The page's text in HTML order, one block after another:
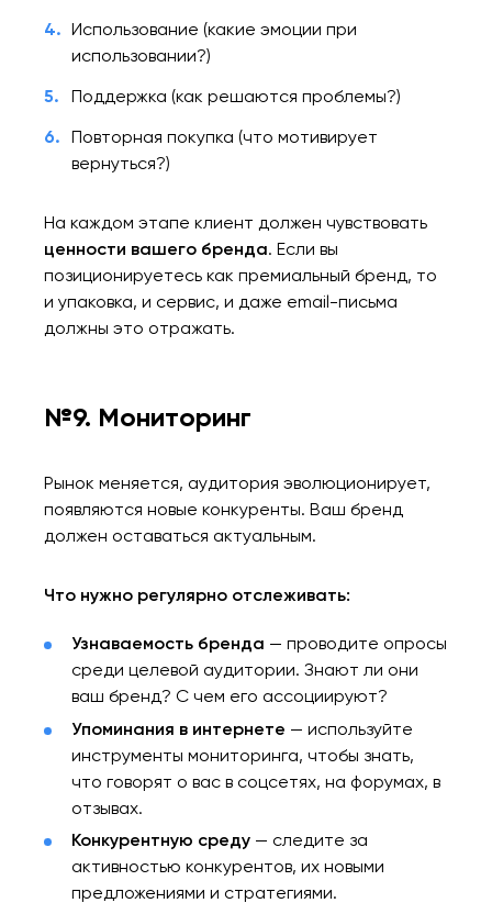
Использование (какие эмоции при
использовании?)
Поддержка (как решаются проблемы?)
Повторная покупка (что мотивирует
вернуться?)
На каждом этапе клиент должен чувствовать
ценности вашего бренда. Если вы
позиционируетесь как премиальный бренд, то
и упаковка, и сервис, и даже email-письма
должны это отражать.
№9. Мониторинг
Рынок меняется, аудитория эволюционирует,
появляются новые конкуренты. Ваш бренд
должен оставаться актуальным.
Что нужно регулярно отслеживать:
Узнаваемость бренда — проводите опросы
среди целевой аудитории. Знают ли они
ваш бренд? С чем его ассоциируют?
Упоминания в интернете — используйте
инструменты мониторинга, чтобы знать,
что говорят о вас в соцсетях, на форумах, в
отзывах.
Конкурентную среду — следите за
активностью конкурентов, их новыми
предложениями и стратегиями.